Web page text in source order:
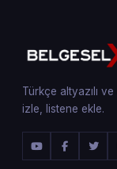
Türkçe altyazılı
izle, listene ekle.